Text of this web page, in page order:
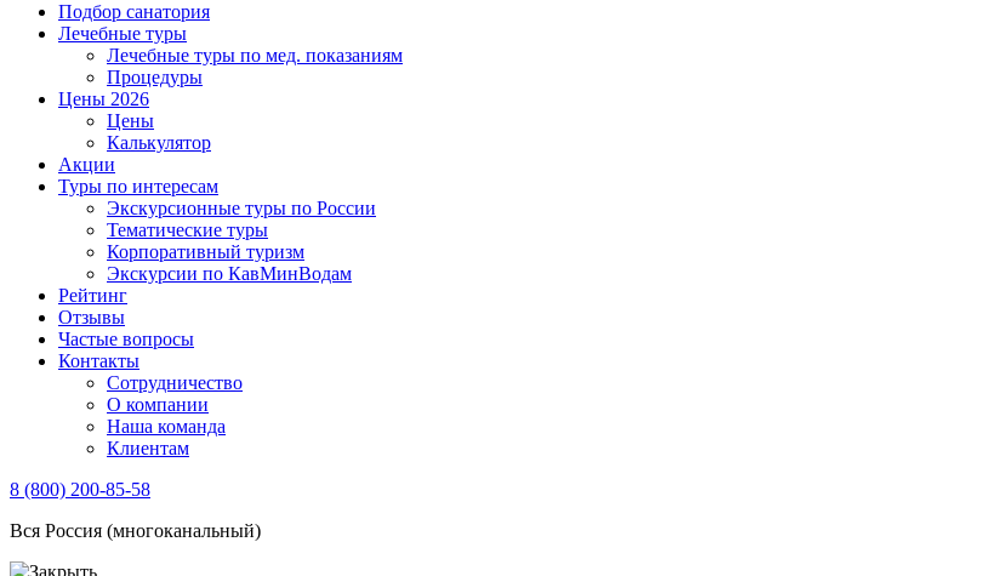
Подбор санатория
Лечебные туры
Лечебные туры по мед. показаниям
Процедуры
Цены 2026
Цены
Калькулятор
Акции
Туры по интересам
Экскурсионные туры по России
Тематические туры
Корпоративный туризм
Экскурсии по КавМинВодам
Рейтинг
Отзывы
Частые вопросы
Контакты
Сотрудничество
О компании
Наша команда
Клиентам
8 (800) 200-85-58
Вся Россия (многоканальный)